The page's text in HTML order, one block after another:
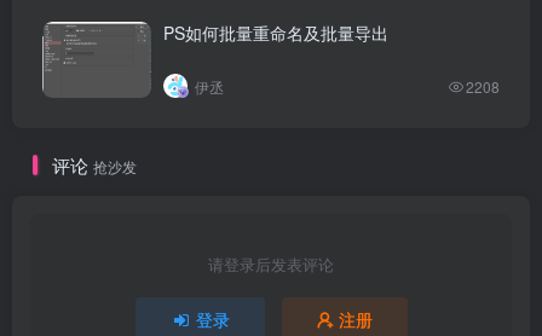
PS如何批量重命名及批量导出
伊丞 2208
评论 抢沙发
请登录后发表评论
登录 注册